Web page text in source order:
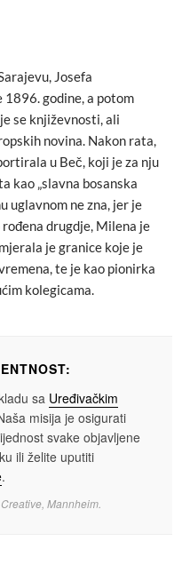
Josefa
1896. godine, a potom
se književnosti, ali
novina. Nakon rata,
u Beč, koji je za nju
kao „slavna bosanska
uglavnom ne zna, jer je
drugdje, Milena je
je granice koje je
te je kao pionirka
kolegicama.
sa Uređivačkim
misija je osigurati
svake objavljene
ili želite uputiti
.
Mannheim.